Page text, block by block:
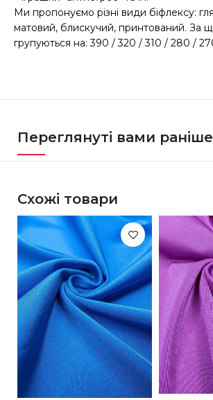
Ми пропонуємо різні види біфлексу:
матовий, блискучий, принтований. За
групуються на: 390 / 320 / 310 / 280 /
Переглянуті вами раніше
Схожі товари